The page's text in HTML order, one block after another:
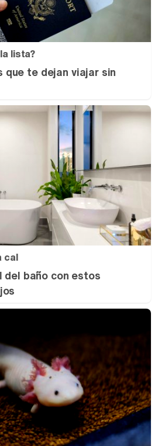
lista?
que te dejan viajar sin
cal
del baño con estos